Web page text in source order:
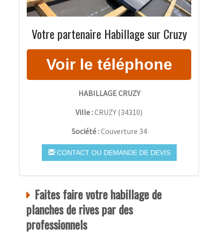
Votre partenaire Habillage sur Cruzy
HABILLAGE CRUZY
Ville :CRUZY (34310)
Société :Couverture 34
CONTACT OU DEMANDE DE DEVIS
Faites faire votre habillage de
planches de rives par des
professionnels